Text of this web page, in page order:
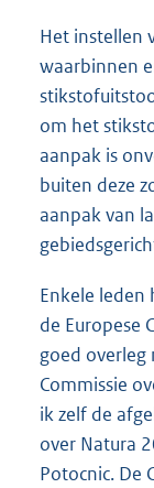
Het instellen
waarbinnen
om het
aanpak is
buiten deze
aanpak van
Enkele leden
de Europese
goed
Commissie
ik zelf de
over Natura
Potocnic. De